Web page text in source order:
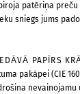
patēriņa preču
sniegs jums
PAPĪRS
pakāpei (CIE
nevainojamu